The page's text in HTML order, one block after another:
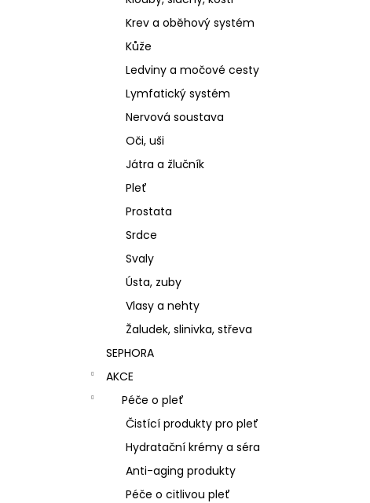
Krev a oběhový systém
Kůže
Ledviny a močové cesty
Lymfatický systém
Nervová soustava
Oči, uši
Játra a žlučník
Pleť
Prostata
Srdce
Svaly
Ústa, zuby
Vlasy a nehty
Žaludek, slinivka, střeva
SEPHORA
AKCE
Péče o pleť
Čistící produkty pro pleť
Hydratační krémy a séra
Anti-aging produkty
Péče o citlivou pleť